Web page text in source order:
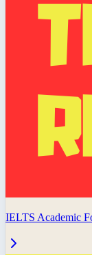
IELTS Academic